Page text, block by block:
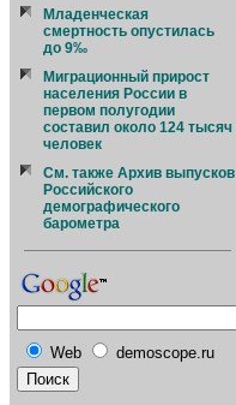
Младенческая
смертность опустилась
до 9‰
Миграционный прирост
населения России в
первом полугодии
составил около 124 тысяч
человек
См. также Архив выпусков
Российского
демографического
барометра
Web demoscope.ru